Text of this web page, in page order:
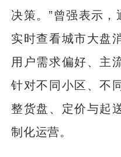
决策。”曾强表示
实时查看城市大盘
用户需求偏好、主
针对不同小区、不
整货盘、定价与起
制化运营。